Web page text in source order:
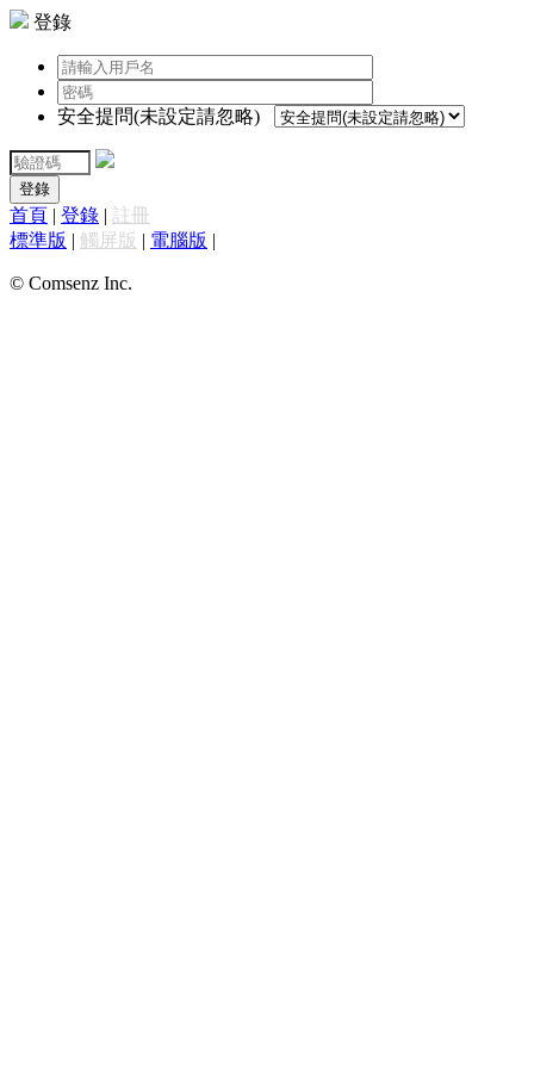
登錄
安全提問(未設定請忽略)
登錄
首頁 | 登錄 | 註冊
標準版 | 觸屏版 | 電腦版 |
© Comsenz Inc.